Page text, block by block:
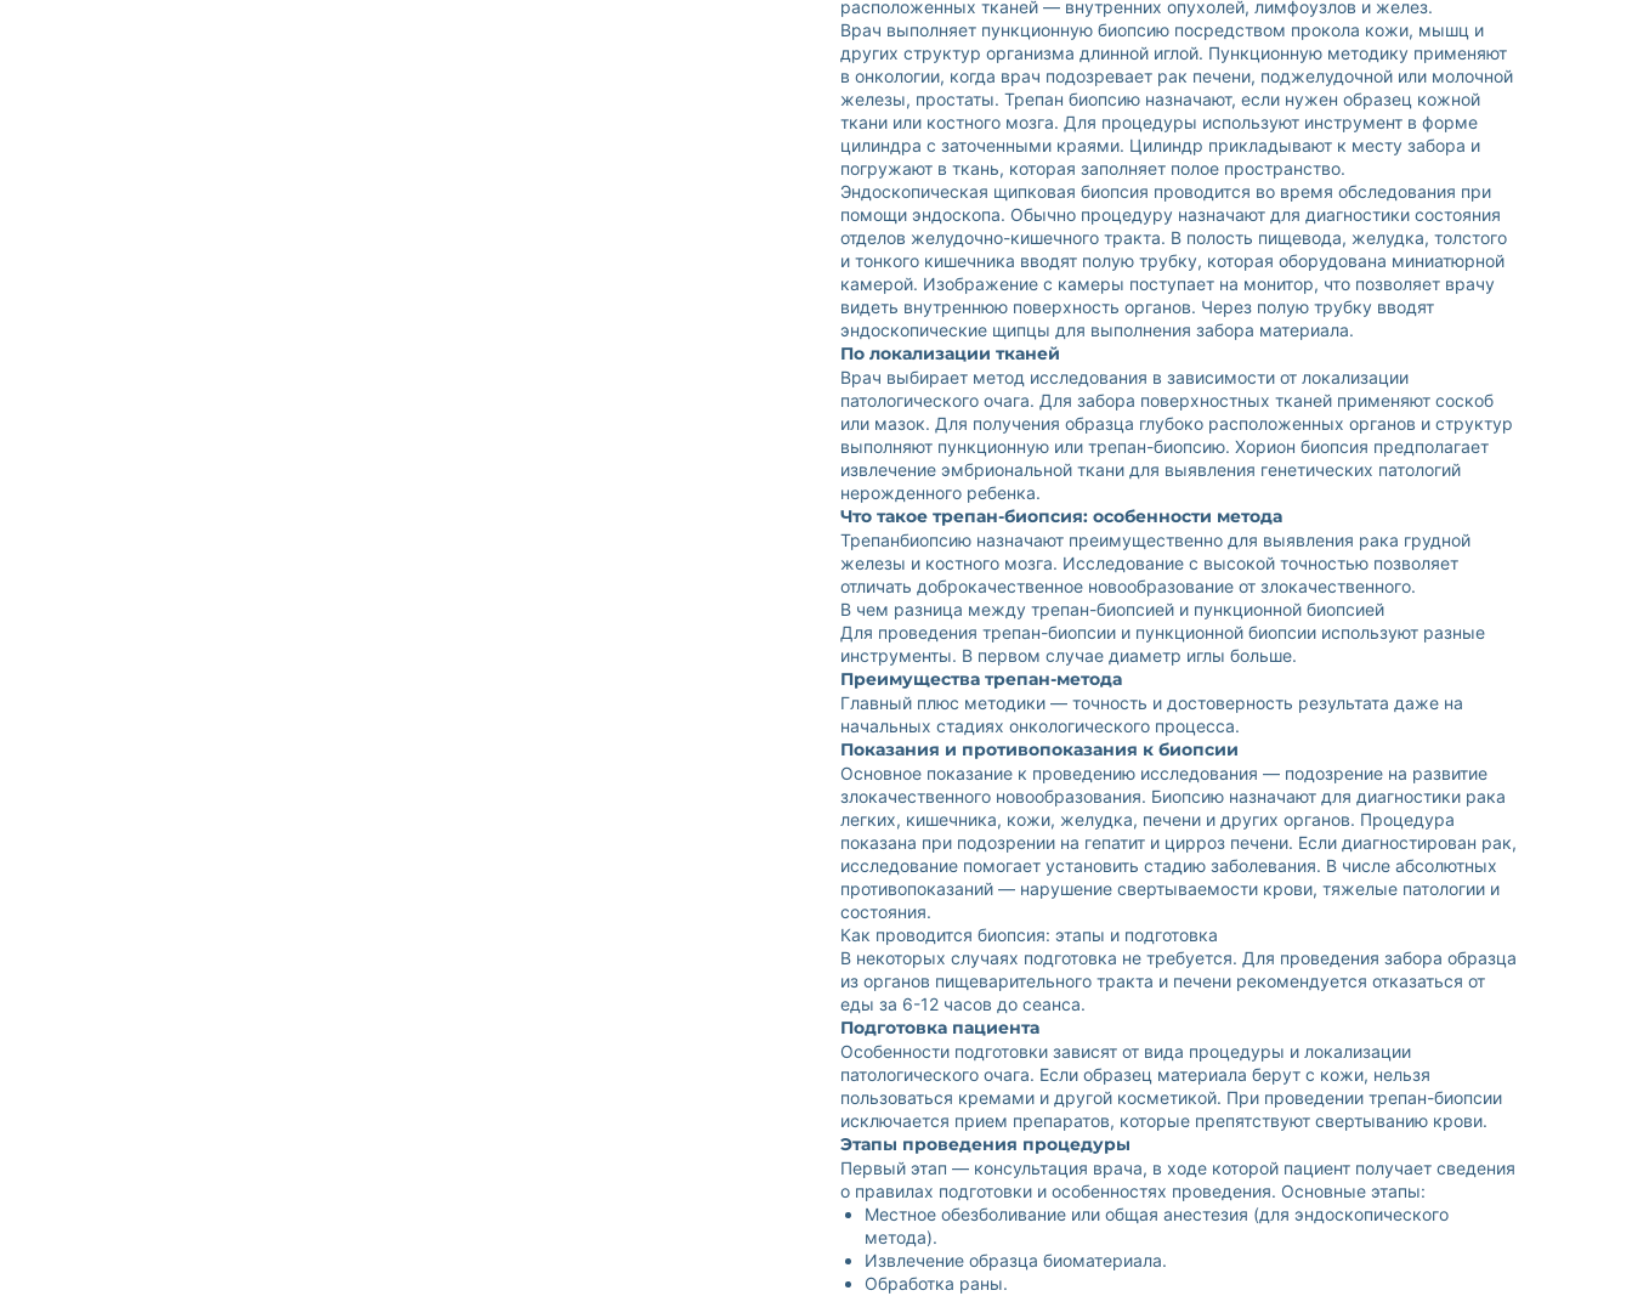
расположенных тканей — внутренних опухолей, лимфоузлов и желез.
Врач выполняет пункционную биопсию посредством прокола кожи, мышц и
других структур организма длинной иглой. Пункционную методику применяют
в онкологии, когда врач подозревает рак печени, поджелудочной или молочной
железы, простаты. Трепан биопсию назначают, если нужен образец кожной
ткани или костного мозга. Для процедуры используют инструмент в форме
цилиндра с заточенными краями. Цилиндр прикладывают к месту забора и
погружают в ткань, которая заполняет полое пространство.
Эндоскопическая щипковая биопсия проводится во время обследования при
помощи эндоскопа. Обычно процедуру назначают для диагностики состояния
отделов желудочно-кишечного тракта. В полость пищевода, желудка, толстого
и тонкого кишечника вводят полую трубку, которая оборудована миниатюрной
камерой. Изображение с камеры поступает на монитор, что позволяет врачу
видеть внутреннюю поверхность органов. Через полую трубку вводят
эндоскопические щипцы для выполнения забора материала.
По локализации тканей
Врач выбирает метод исследования в зависимости от локализации
патологического очага. Для забора поверхностных тканей применяют соскоб
или мазок. Для получения образца глубоко расположенных органов и структур
выполняют пункционную или трепан-биопсию. Хорион биопсия предполагает
извлечение эмбриональной ткани для выявления генетических патологий
нерожденного ребенка.
Что такое трепан-биопсия: особенности метода
Трепанбиопсию назначают преимущественно для выявления рака грудной
железы и костного мозга. Исследование с высокой точностью позволяет
отличать доброкачественное новообразование от злокачественного.
В чем разница между трепан-биопсией и пункционной биопсией
Для проведения трепан-биопсии и пункционной биопсии используют разные
инструменты. В первом случае диаметр иглы больше.
Преимущества трепан-метода
Главный плюс методики — точность и достоверность результата даже на
начальных стадиях онкологического процесса.
Показания и противопоказания к биопсии
Основное показание к проведению исследования — подозрение на развитие
злокачественного новообразования. Биопсию назначают для диагностики рака
легких, кишечника, кожи, желудка, печени и других органов. Процедура
показана при подозрении на гепатит и цирроз печени. Если диагностирован рак,
исследование помогает установить стадию заболевания. В числе абсолютных
противопоказаний — нарушение свертываемости крови, тяжелые патологии и
состояния.
Как проводится биопсия: этапы и подготовка
В некоторых случаях подготовка не требуется. Для проведения забора образца
из органов пищеварительного тракта и печени рекомендуется отказаться от
еды за 6-12 часов до сеанса.
Подготовка пациента
Особенности подготовки зависят от вида процедуры и локализации
патологического очага. Если образец материала берут с кожи, нельзя
пользоваться кремами и другой косметикой. При проведении трепан-биопсии
исключается прием препаратов, которые препятствуют свертыванию крови.
Этапы проведения процедуры
Первый этап — консультация врача, в ходе которой пациент получает сведения
о правилах подготовки и особенностях проведения. Основные этапы:
Местное обезболивание или общая анестезия (для эндоскопического
метода).
Извлечение образца биоматериала.
Обработка раны.